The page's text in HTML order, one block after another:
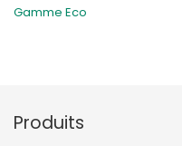
Gamme Eco
Produits